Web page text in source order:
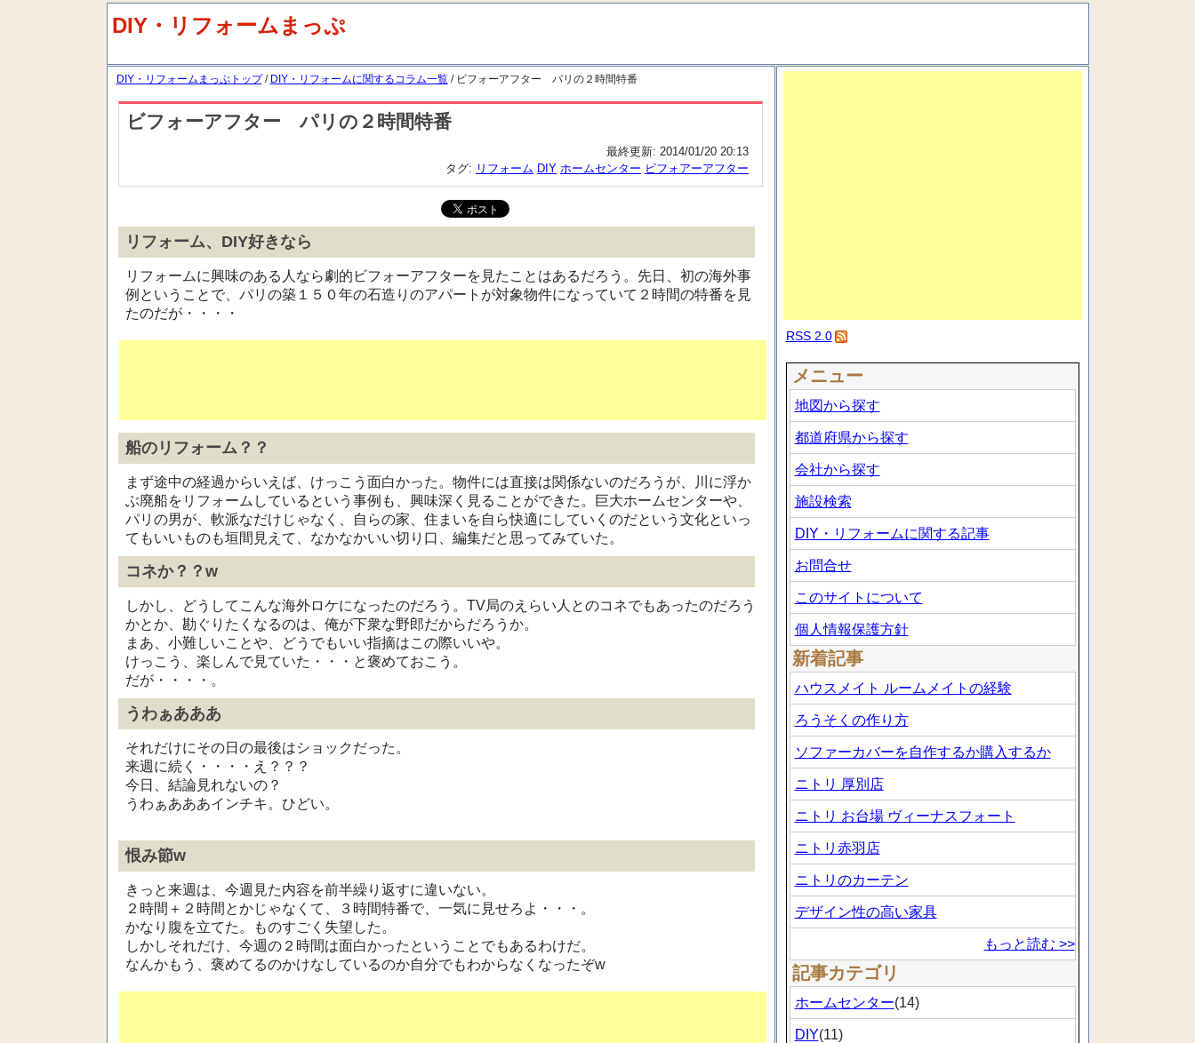
DIY・リフォームまっぷ
DIY・リフォームまっぷトップ/ DIY・リフォームに関するコラム一覧/ ビフォーアフター パリの２時間特番
ビフォーアフター パリの２時間特番
最終更新: 2014/01/20 20:13
タグ: リフォーム DIY ホームセンター ビフォアーアフター
リフォーム、DIY好きなら
リフォームに興味のある人なら劇的ビフォーアフターを見たことはあるだろう。先日、初の海外事
例ということで、パリの築１５０年の石造りのアパートが対象物件になっていて２時間の特番を見
たのだが・・・・
船のリフォーム？？
まず途中の経過からいえば、けっこう面白かった。物件には直接は関係ないのだろうが、川に浮か
ぶ廃船をリフォームしているという事例も、興味深く見ることができた。巨大ホームセンターや、
パリの男が、軟派なだけじゃなく、自らの家、住まいを自ら快適にしていくのだという文化といっ
てもいいものも垣間見えて、なかなかいい切り口、編集だと思ってみていた。
コネか？？w
しかし、どうしてこんな海外ロケになったのだろう。TV局のえらい人とのコネでもあったのだろう
かとか、勘ぐりたくなるのは、俺が下衆な野郎だからだろうか。
まあ、小難しいことや、どうでもいい指摘はこの際いいや。
けっこう、楽しんで見ていた・・・と褒めておこう。
だが・・・・。
うわぁあああ
それだけにその日の最後はショックだった。
来週に続く・・・・え？？？
今日、結論見れないの？
うわぁあああインチキ。ひどい。
恨み節w
きっと来週は、今週見た内容を前半繰り返すに違いない。
２時間＋２時間とかじゃなくて、３時間特番で、一気に見せろよ・・・。
かなり腹を立てた。ものすごく失望した。
しかしそれだけ、今週の２時間は面白かったということでもあるわけだ。
なんかもう、褒めてるのかけなしているのか自分でもわからなくなったぞw
RSS 2.0
メニュー
地図から探す
都道府県から探す
会社から探す
施設検索
DIY・リフォームに関する記事
お問合せ
このサイトについて
個人情報保護方針
新着記事
ハウスメイト ルームメイトの経験
ろうそくの作り方
ソファーカバーを自作するか購入するか
ニトリ 厚別店
ニトリ お台場 ヴィーナスフォート
ニトリ赤羽店
ニトリのカーテン
デザイン性の高い家具
もっと読む >>
記事カテゴリ
ホームセンター(14)
DIY(11)